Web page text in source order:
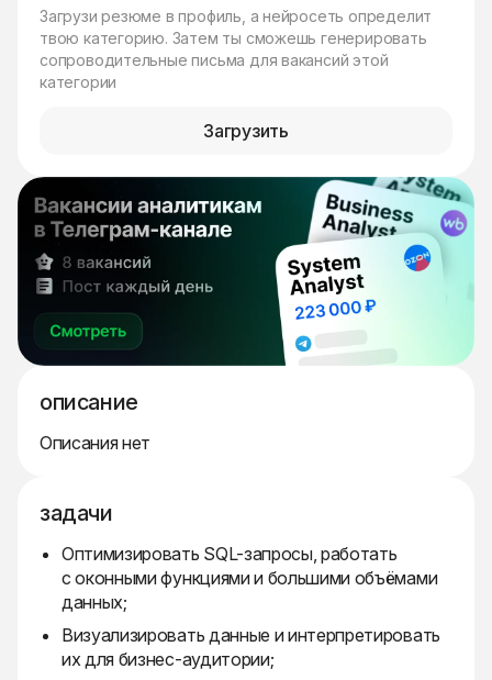
Загрузи резюме в профиль, а нейросеть определит
твою категорию. Затем ты сможешь генерировать
сопроводительные письма для вакансий этой
категории
Загрузить
описание
Описания нет
задачи
Оптимизировать SQL-запросы, работать
с оконными функциями и большими объёмами
данных;
Визуализировать данные и интерпретировать
их для бизнес-аудитории;